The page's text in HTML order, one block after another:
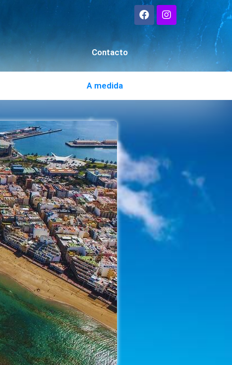
Contacto
A medida